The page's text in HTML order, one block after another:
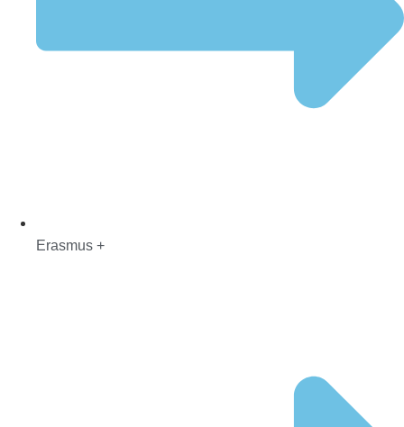
Erasmus +